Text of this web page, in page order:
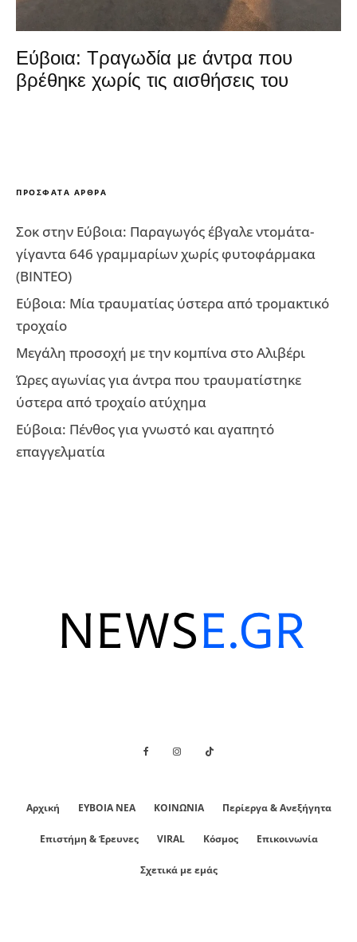
Εύβοια: Τραγωδία με άντρα που
βρέθηκε χωρίς τις αισθήσεις του
ΠΡΌΣΦΑΤΑ ΆΡΘΡΑ
Σοκ στην Εύβοια: Παραγωγός έβγαλε ντομάτα-
γίγαντα 646 γραμμαρίων χωρίς φυτοφάρμακα
(ΒΙΝΤΕΟ)
Εύβοια: Μία τραυματίας ύστερα από τρομακτικό
τροχαίο
Μεγάλη προσοχή με την κομπίνα στο Αλιβέρι
Ώρες αγωνίας για άντρα που τραυματίστηκε
ύστερα από τροχαίο ατύχημα
Εύβοια: Πένθος για γνωστό και αγαπητό
επαγγελματία
Αρχική ΕΥΒΟΙΑ ΝΕΑ ΚΟΙΝΩΝΙΑ Περίεργα & Ανεξήγητα
Επιστήμη & Έρευνες VIRAL Κόσμος Επικοινωνία
Σχετικά με εμάς